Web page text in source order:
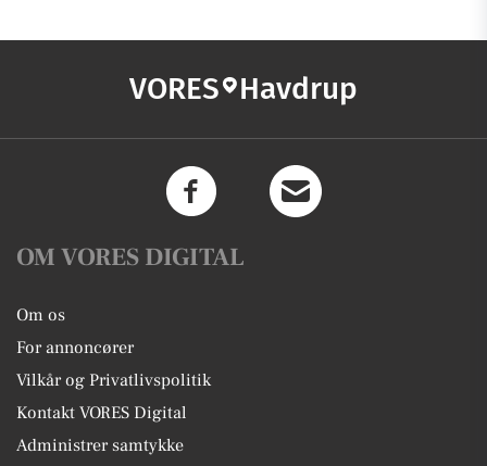
VORES Havdrup
OM VORES DIGITAL
Om os
For annoncører
Vilkår og Privatlivspolitik
Kontakt VORES Digital
Administrer samtykke